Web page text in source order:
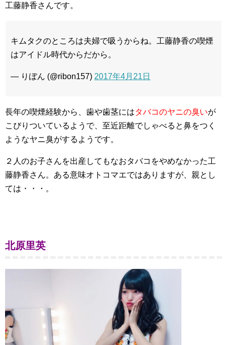
工藤静香さんです。
キムタクのところは夫婦で吸うからね。工藤静香の喫煙
はアイドル時代からだから。
— りぼん (@ribon157) 2017年4月21日
長年の喫煙経験から、歯や歯茎にはタバコのヤニの臭いが
こびりついているようで、至近距離でしゃべると鼻をつく
ようなヤニ臭がするようです。
２人のお子さんを出産してもなおタバコをやめなかった工
藤静香さん。ある意味オトコマエではありますが、親とし
ては・・・。
北原里英